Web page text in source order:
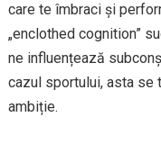
care te îmbraci și
„enclothed cognition”
ne influențează
cazul sportului, asta se
ambiție.